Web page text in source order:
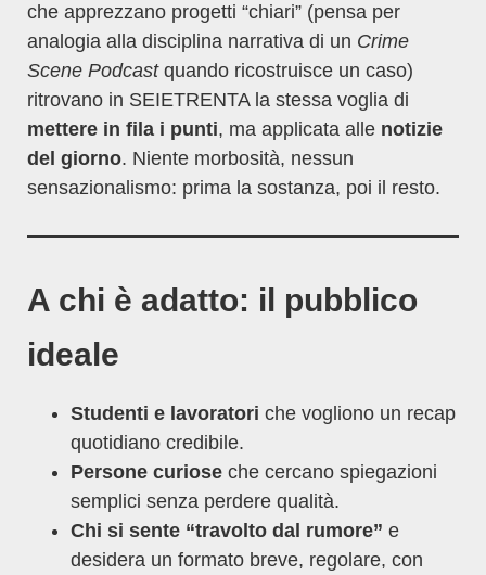
che apprezzano progetti “chiari” (pensa per
analogia alla disciplina narrativa di un Crime
Scene Podcastquando ricostruisce un caso)
ritrovano in SEIETRENTA la stessa voglia di
mettere in fila i punti, ma applicata alle notizie
del giorno. Niente morbosità, nessun
sensazionalismo: prima la sostanza, poi il resto.
A chi è adatto: il pubblico
ideale
Studenti e lavoratori che vogliono un recap
quotidiano credibile.
Persone curiose che cercano spiegazioni
semplici senza perdere qualità.
Chi si sente “travolto dal rumore” e
desidera un formato breve, regolare, con